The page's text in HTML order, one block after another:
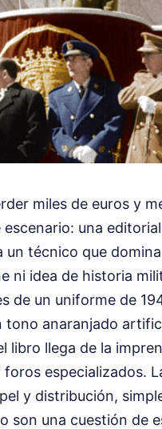
miles de euros y
una
técnico que
ni idea de historia
de un uniforme de
tono anaranjado
libro llega de la
especializados.
y distribución,
son una cuestión de